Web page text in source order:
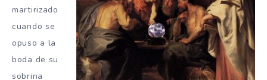
martirizado
cuando se
opuso a la
boda de su
sobrina